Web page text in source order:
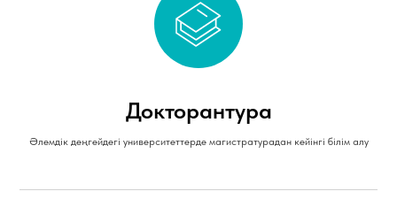
Докторантура
Әлемдік деңгейдегі университеттерде магистратурадан кейінгі білім алу